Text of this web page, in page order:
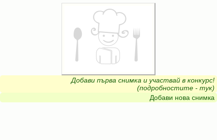
Добави първа снимка и участвай в конкурс!
(подробностите - тук)
Добави нова снимка